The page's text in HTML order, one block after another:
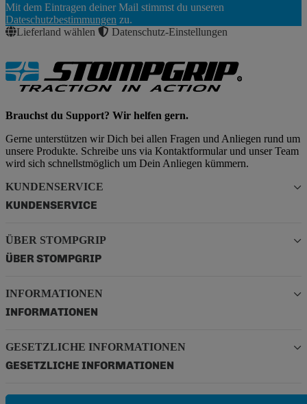
Abonnieren
Mit dem Eintragen deiner Mail stimmst du unseren
Dateschutzbestimmungen zu.
Lieferland wählen
Datenschutz-Einstellungen
Brauchst du Support? Wir helfen gern.
Gerne unterstützen wir Dich bei allen Fragen und Anliegen rund um
unsere Produkte. Schreibe uns via Kontaktformular und unser Team
wird sich schnellstmöglich um Dein Anliegen kümmern.
KUNDENSERVICE
KUNDENSERVICE
ÜBER STOMPGRIP
ÜBER STOMPGRIP
INFORMATIONEN
INFORMATIONEN
GESETZLICHE INFORMATIONEN
GESETZLICHE INFORMATIONEN